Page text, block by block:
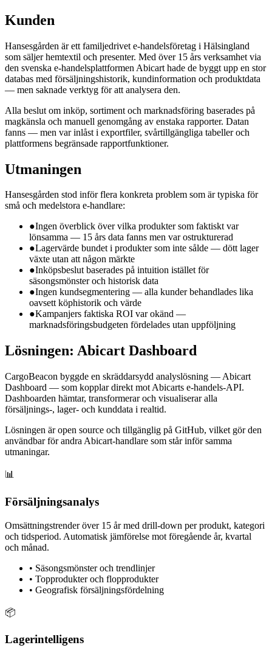
Kunden
Hansesgården är ett familjedrivet e-handelsföretag i Hälsingland
som säljer hemtextil och presenter. Med över 15 års verksamhet via
den svenska e-handelsplattformen Abicart hade de byggt upp en stor
databas med försäljningshistorik, kundinformation och produktdata
— men saknade verktyg för att analysera den.
Alla beslut om inköp, sortiment och marknadsföring baserades på
magkänsla och manuell genomgång av enstaka rapporter. Datan
fanns — men var inlåst i exportfiler, svårtillgängliga tabeller och
plattformens begränsade rapportfunktioner.
Utmaningen
Hansesgården stod inför flera konkreta problem som är typiska för
små och medelstora e-handlare:
●Ingen överblick över vilka produkter som faktiskt var
lönsamma — 15 års data fanns men var ostrukturerad
●Lagervärde bundet i produkter som inte sålde — dött lager
växte utan att någon märkte
●Inköpsbeslut baserades på intuition istället för
säsongsmönster och historisk data
●Ingen kundsegmentering — alla kunder behandlades lika
oavsett köphistorik och värde
●Kampanjers faktiska ROI var okänd —
marknadsföringsbudgeten fördelades utan uppföljning
Lösningen: Abicart Dashboard
CargoBeacon byggde en skräddarsydd analyslösning — Abicart
Dashboard — som kopplar direkt mot Abicarts e-handels-API.
Dashboarden hämtar, transformerar och visualiserar alla
försäljnings-, lager- och kunddata i realtid.
Lösningen är open source och tillgänglig på GitHub, vilket gör den
användbar för andra Abicart-handlare som står inför samma
utmaningar.
📊
Försäljningsanalys
Omsättningstrender över 15 år med drill-down per produkt, kategori
och tidsperiod. Automatisk jämförelse mot föregående år, kvartal
och månad.
• Säsongsmönster och trendlinjer
• Topprodukter och flopprodukter
• Geografisk försäljningsfördelning
📦
Lagerintelligens